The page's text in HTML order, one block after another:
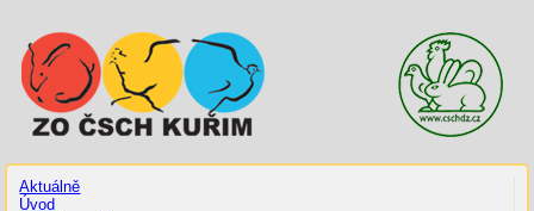
Aktuálně
Úvod